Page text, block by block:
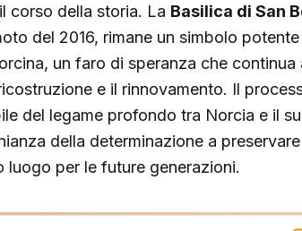
corso della storia. La Basilica di San
del 2016, rimane un simbolo
un faro di speranza che continua
e il rinnovamento. Il
del legame profondo tra Norcia e il
della determinazione a
luogo per le future generazioni.